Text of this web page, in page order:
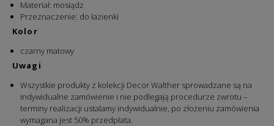
Materiał: mosiądz
Przeznaczenie: do łazienki
Kolor
czarny matowy
Uwagi
Wszystkie produkty z kolekcji Decor Walther sprowadzane są na
indywidualne zamówienie i nie podlegają procedurze zwrotu –
terminy realizacji ustalamy indywidualnie, po złożeniu zamówienia
wymagana jest 50% przedpłata.